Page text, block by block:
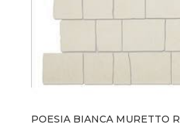
POESIA BIANCA MURETTO R